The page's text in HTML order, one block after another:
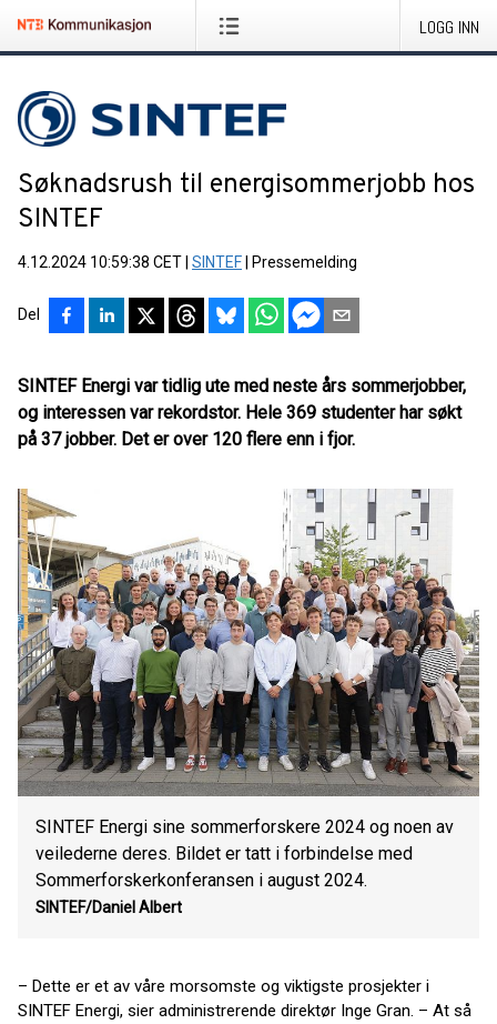
LOGG INN
Søknadsrush til energisommerjobb hos
SINTEF
4.12.2024 10:59:38 CET SINTEF Pressemelding
Del
SINTEF Energi var tidlig ute med neste års sommerjobber,
og interessen var rekordstor. Hele 369 studenter har søkt
på 37 jobber. Det er over 120 flere enn i fjor.
SINTEF Energi sine sommerforskere 2024 og noen av
veilederne deres. Bildet er tatt i forbindelse med
Sommerforskerkonferansen i august 2024.
SINTEF/Daniel Albert
– Dette er et av våre morsomste og viktigste prosjekter i
SINTEF Energi, sier administrerende direktør Inge Gran. – At så